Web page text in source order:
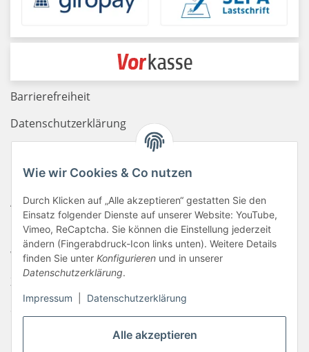
Alle akzeptieren
Wie wir Cookies & Co nutzen
Durch Klicken auf „Alle akzeptieren“ gestatten Sie den
Einsatz folgender Dienste auf unserer Website: YouTube,
Vimeo, ReCaptcha. Sie können die Einstellung jederzeit
ändern (Fingerabdruck-Icon links unten). Weitere Details
finden Sie unter Konfigurieren und in unserer
Datenschutzerklärung.
Impressum Datenschutzerklärung
Barrierefreiheit
Datenschutzerklärung
Newsletter
AGB
Kontakt
Widerrufsrecht
Zahlungsinformationen
Sitemap
Liefer- & Versandkosten